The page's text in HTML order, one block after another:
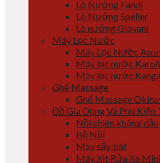
Lò Nướng Fandi
Lò Nướng Spelier
Lò nướng Giovani
Máy Lọc Nước
Máy Lọc Nước
Máy lọc nước Karofi
Máy lọc nước
Ghế Massage
Ghế Massage
Đồ Gia Dụng Và Phụ Kiện
Nồi chiên không dầu
Bộ Nồi
Máy sấy bát
Máy Xịt Rửa Xe Mini